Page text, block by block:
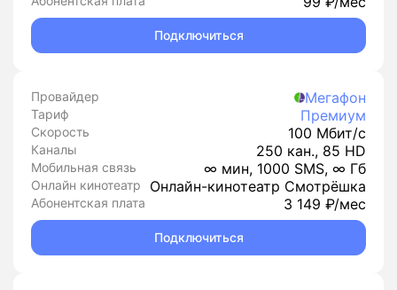
Подключиться
Провайдер Мегафон
Тариф Премиум
Скорость 100 Мбит/с
Каналы 250 кан., 85 HD
Мобильная связь ∞ мин, 1000 SMS, ∞ Гб
Онлайн кинотеатр Онлайн-кинотеатр Смотрёшка
Абонентская плата 3 149 ₽/мес
Подключиться